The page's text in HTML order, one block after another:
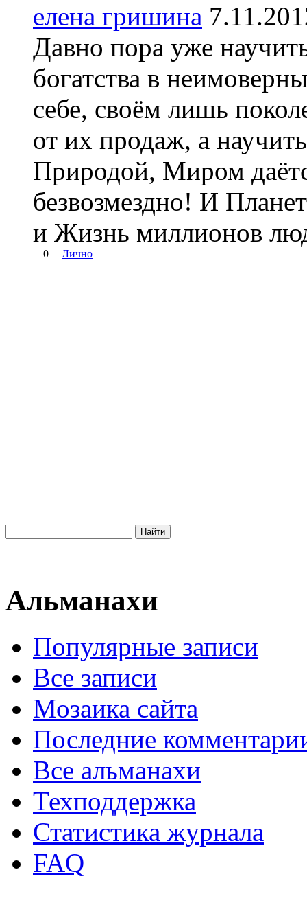
елена гришина
Давно пора уже
богатства в
себе, своём лишь
от их продаж, а
Природой, Миром
безвозмездно! И
и Жизнь миллионов
0 Лично
Альманахи
Популярные записи
Все записи
Мозаика сайта
Последние
Все альманахи
Техподдержка
Статистика журнала
FAQ